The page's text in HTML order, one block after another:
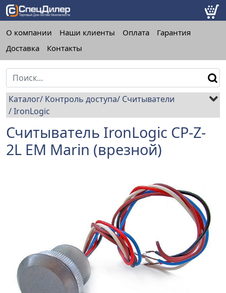
О компании Наши клиенты Оплата
Гарантия
Доставка
Контакты
Каталог Контроль доступа Считыватели
IronLogic
Считыватель IronLogic CP-Z-
2L EM Marin (врезной)